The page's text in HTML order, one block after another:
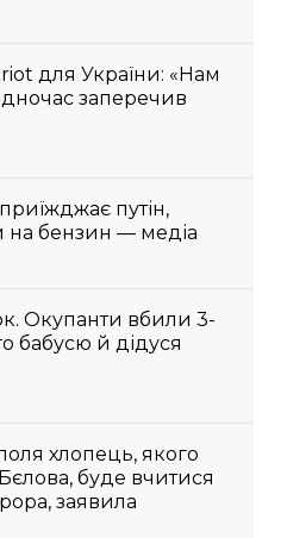
для України: «Нам
заперечив
путін,
на бензин — медіа
Окупанти вбили 3-
бабусю й дідуся
хлопець, якого
буде вчитися
заявила